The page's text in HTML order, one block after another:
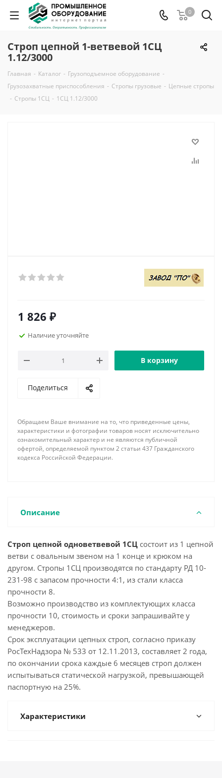
0
Строп цепной 1-ветвевой 1СЦ
1.12/3000
Главная - Каталог - Грузоподъемное оборудование -
Грузозахватные приспособления - Стропы грузовые - Цепные стропы
- Стропы 1СЦ - 1СЦ 1.12/3000
1 826 ₽
Наличие уточняйте
В корзину
Поделиться
Обращаем Ваше внимание на то, что приведенные цены,
характеристики и фотографии товаров носят исключительно
ознакомительный характер и не являются публичной
офертой, определяемой пунктом 2 статьи 437 Гражданского
кодекса Российской Федерации.
Описание
Строп цепной одноветвевой 1СЦ состоит из 1 цепной
ветви с овальным звеном на 1 конце и крюком на
другом. Стропы 1СЦ производятся по стандарту РД 10-
231-98 с запасом прочности 4:1, из стали класса
прочности 8.
Возможно производство из комплектующих класса
прочности 10, стоимость и сроки запрашивайте у
менеджеров.
Срок эксплуатации цепных строп, согласно приказу
РосТехНадзора № 533 от 12.11.2013, составляет 2 года,
по окончании срока каждые 6 месяцев строп должен
испытываться статической нагрузкой, превышающей
паспортную на 25%.
Характеристики